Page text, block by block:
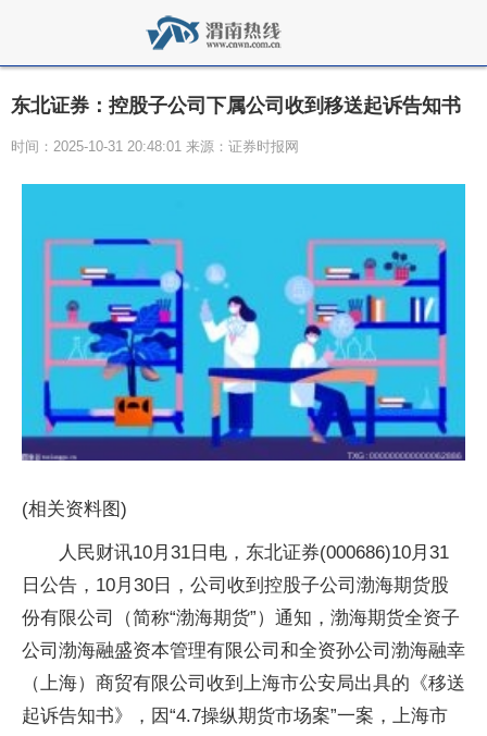
东北证券：控股子公司下属公司收到移送起诉告知书
时间：2025-10-31 20:48:01 来源：证券时报网
(相关资料图)
人民财讯10月31日电，东北证券(000686)10月31
日公告，10月30日，公司收到控股子公司渤海期货股
份有限公司（简称“渤海期货”）通知，渤海期货全资子
公司渤海融盛资本管理有限公司和全资孙公司渤海融幸
（上海）商贸有限公司收到上海市公安局出具的《移送
起诉告知书》，因“4.7操纵期货市场案”一案，上海市